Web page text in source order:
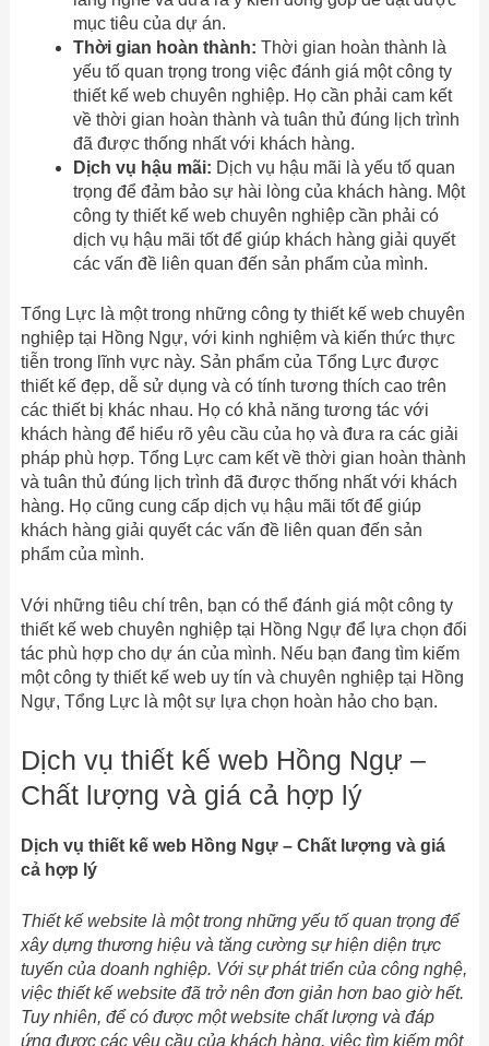
mục tiêu của dự án.
Thời gian hoàn thành: Thời gian hoàn thành là
yếu tố quan trọng trong việc đánh giá một công ty
thiết kế web chuyên nghiệp. Họ cần phải cam kết
về thời gian hoàn thành và tuân thủ đúng lịch trình
đã được thống nhất với khách hàng.
Dịch vụ hậu mãi: Dịch vụ hậu mãi là yếu tố quan
trọng để đảm bảo sự hài lòng của khách hàng. Một
công ty thiết kế web chuyên nghiệp cần phải có
dịch vụ hậu mãi tốt để giúp khách hàng giải quyết
các vấn đề liên quan đến sản phẩm của mình.
Tổng Lực là một trong những công ty thiết kế web chuyên
nghiệp tại Hồng Ngự, với kinh nghiệm và kiến ​​thức thực
tiễn trong lĩnh vực này. Sản phẩm của Tổng Lực được
thiết kế đẹp, dễ sử dụng và có tính tương thích cao trên
các thiết bị khác nhau. Họ có khả năng tương tác với
khách hàng để hiểu rõ yêu cầu của họ và đưa ra các giải
pháp phù hợp. Tổng Lực cam kết về thời gian hoàn thành
và tuân thủ đúng lịch trình đã được thống nhất với khách
hàng. Họ cũng cung cấp dịch vụ hậu mãi tốt để giúp
khách hàng giải quyết các vấn đề liên quan đến sản
phẩm của mình.
Với những tiêu chí trên, bạn có thể đánh giá một công ty
thiết kế web chuyên nghiệp tại Hồng Ngự để lựa chọn đối
tác phù hợp cho dự án của mình. Nếu bạn đang tìm kiếm
một công ty thiết kế web uy tín và chuyên nghiệp tại Hồng
Ngự, Tổng Lực là một sự lựa chọn hoàn hảo cho bạn.
Dịch vụ thiết kế web Hồng Ngự –
Chất lượng và giá cả hợp lý
Dịch vụ thiết kế web Hồng Ngự – Chất lượng và giá
cả hợp lý
Thiết kế website là một trong những yếu tố quan trọng để
xây dựng thương hiệu và tăng cường sự hiện diện trực
tuyến của doanh nghiệp. Với sự phát triển của công nghệ,
việc thiết kế website đã trở nên đơn giản hơn bao giờ hết.
Tuy nhiên, để có được một website chất lượng và đáp
ứng được các yêu cầu của khách hàng, việc tìm kiếm một